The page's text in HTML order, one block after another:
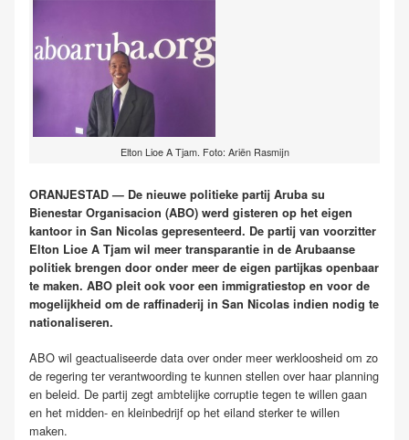
Elton Lioe A Tjam. Foto: Ariën Rasmijn
ORANJESTAD — De nieuwe politieke partij Aruba su
Bienestar Organisacion (ABO) werd gisteren op het eigen
kantoor in San Nicolas gepresenteerd. De partij van voorzitter
Elton Lioe A Tjam wil meer transparantie in de Arubaanse
politiek brengen door onder meer de eigen partijkas openbaar
te maken. ABO pleit ook voor een immigratiestop en voor de
mogelijkheid om de raffinaderij in San Nicolas indien nodig te
nationaliseren.
ABO wil geactualiseerde data over onder meer werkloosheid om zo
de regering ter verantwoording te kunnen stellen over haar planning
en beleid. De partij zegt ambtelijke corruptie tegen te willen gaan
en het midden- en kleinbedrijf op het eiland sterker te willen
maken.